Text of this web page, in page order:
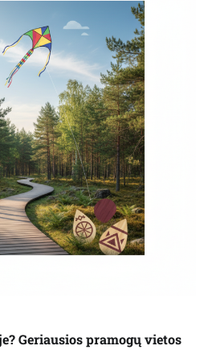
Geriausios pramogų vietos